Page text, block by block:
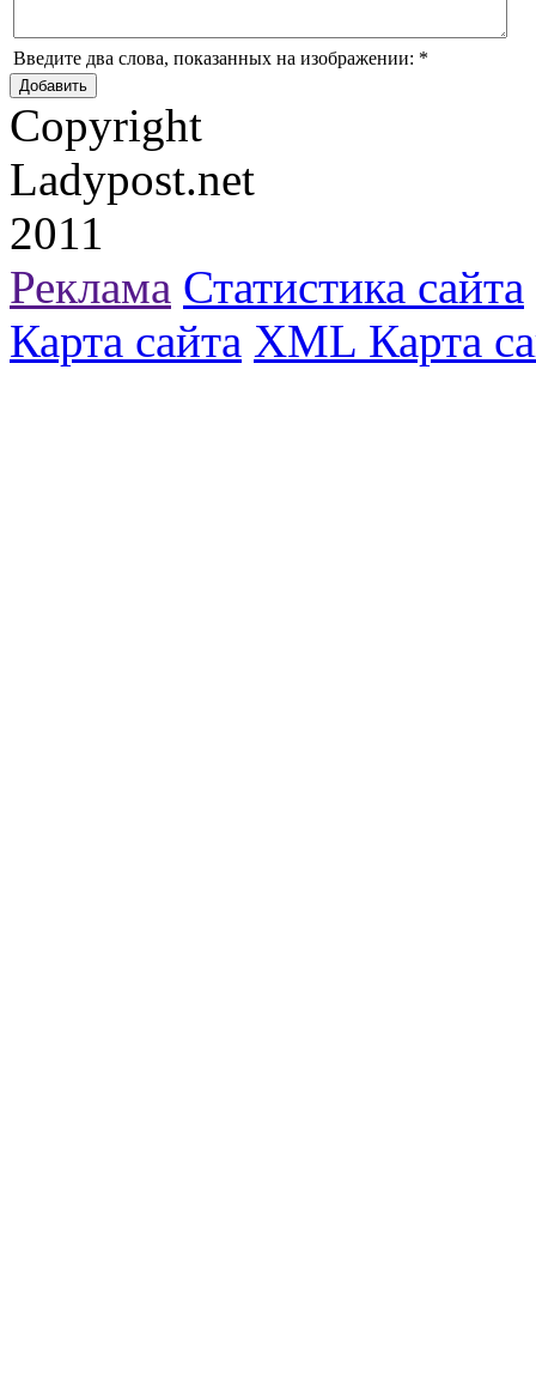
Введите два слова, показанных на изображении: *
Copyright
Ladypost.net
2011
Реклама Статистика сайта
Карта сайта XML Карта